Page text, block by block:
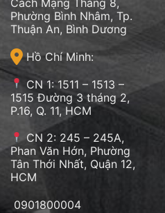
Cách Mạng Tháng 8,
Phường Bình Nhâm, Tp.
Thuận An, Bình Dương
Hồ Chí Minh:
CN 1: 1511 – 1513 –
1515 Đường 3 tháng 2,
P.16, Q. 11, HCM
CN 2: 245 – 245A,
Phan Văn Hớn, Phường
Tân Thới Nhất, Quận 12,
HCM
0901800004